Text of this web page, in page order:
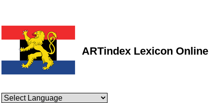
ARTindex Lexicon Online